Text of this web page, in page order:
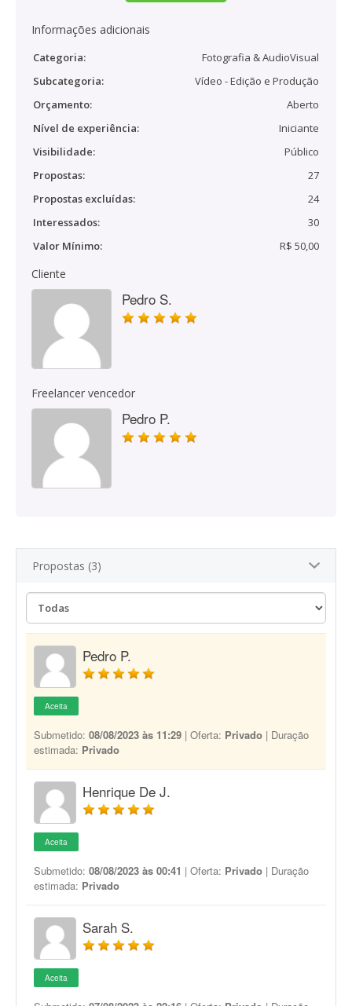
Informações adicionais
Categoria:
Fotografia & AudioVisual
Subcategoria:
Vídeo - Edição e Produção
Orçamento:
Aberto
Nível de experiência:
Iniciante
Visibilidade:
Público
Propostas:
27
Propostas excluídas:
24
Interessados:
30
Valor Mínimo:
R$ 50,00
Cliente
Pedro S.
Freelancer vencedor
Pedro P.
Propostas (3)
Pedro P.
Aceita
Submetido: 08/08/2023 às 11:29 | Oferta: Privado | Duração
estimada: Privado
Henrique De J.
Aceita
Submetido: 08/08/2023 às 00:41 | Oferta: Privado | Duração
estimada: Privado
Sarah S.
Aceita